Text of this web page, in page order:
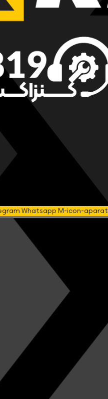
WhatsappM-icon-aparat